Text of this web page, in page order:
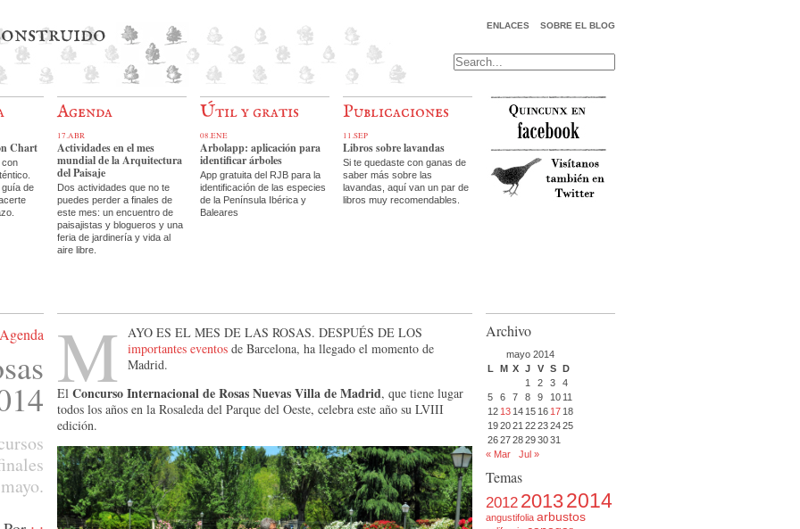
SOBRE EL BLOG
ENLACES
Chart
con
de
Agenda
17.ABR
Actividades en el mes
mundial de la Arquitectura
del Paisaje
Dos actividades que no te
puedes perder a finales de
este mes: un encuentro de
paisajistas y blogueros y una
feria de jardinería y vida al
aire libre.
Útil y gratis
08.ENE
Arbolapp: aplicación para
identificar árboles
App gratuita del RJB para la
identificación de las especies
de la Península Ibérica y
Baleares
Publicaciones
11.SEP
Libros sobre lavandas
Si te quedaste con ganas de
saber más sobre las
lavandas, aquí van un par de
libros muy recomendables.
Agenda M
ayo es el mes de las rosas. Después de los
importantes eventos de Barcelona, ha llegado el momento de
Madrid.
El Concurso Internacional de Rosas Nuevas Villa de Madrid, que tiene lugar
todos los años en la Rosaleda del Parque del Oeste, celebra este año su LVIII
edición.
Archivo
mayo 2014
L
M X J V S D
1
2 3
4
5
6 7 8 9 10 11
12 13 14 15 16 17 18
192021 22232425
262728293031
« Mar
Jul »
Temas
2012 20132014
angustifolia arbustos